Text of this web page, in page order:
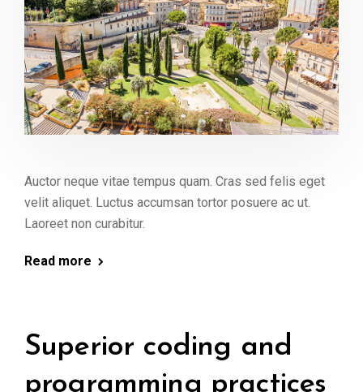
Auctor neque vitae tempus quam. Cras sed felis eget
velit aliquet. Luctus accumsan tortor posuere ac ut.
Laoreet non curabitur.
Read more
Superior coding and
programming practices